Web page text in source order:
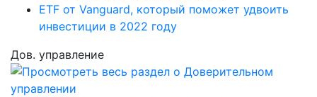
ETF от Vanguard, который поможет удвоить
инвестиции в 2022 году
Дов. управление